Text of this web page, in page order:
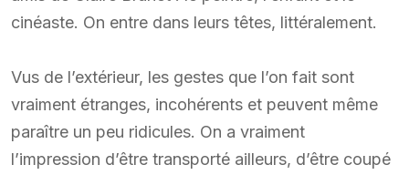
cinéaste. On entre dans leurs têtes, littéralement.
Vus de l’extérieur, les gestes que l’on fait sont
vraiment étranges, incohérents et peuvent même
paraître un peu ridicules. On a vraiment
l’impression d’être transporté ailleurs, d’être coupé